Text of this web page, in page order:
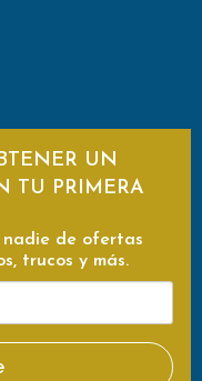
UN
TU PRIMERA
de ofertas
trucos y más.